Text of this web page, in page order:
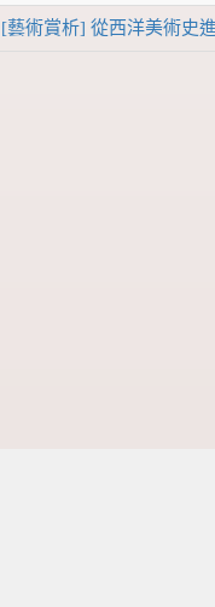
[藝術賞析] 從西洋美術史